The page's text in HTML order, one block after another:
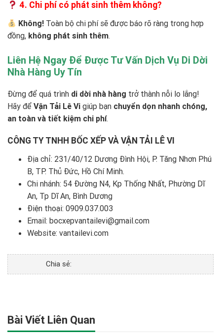
4. Chi phí có phát sinh thêm không?
Không! Toàn bộ chi phí sẽ được báo rõ ràng trong hợp
đồng, không phát sinh thêm.
Liên Hệ Ngay Để Được Tư Vấn Dịch Vụ Di Dời
Nhà Hàng Uy Tín
Đừng để quá trình di dời nhà hàng trở thành nỗi lo lắng!
Hãy để Vận Tải Lê Vi giúp bạn chuyển dọn nhanh chóng,
an toàn và tiết kiệm chi phí.
CÔNG TY TNHH BỐC XẾP VÀ VẬN TẢI LÊ VI
Địa chỉ: 231/40/12 Dương Đình Hội, P. Tăng Nhơn Phú
B, TP. Thủ Đức, Hồ Chí Minh.
Chi nhánh: 54 Đường N4, Kp Thống Nhất, Phường Dĩ
An, Tp Dĩ An, Bình Dương
Điện thoại: 0909.037.003
Email: bocxepvantailevi@gmail.com
Website: vantailevi.com
Chia sẻ:
Bài Viết Liên Quan